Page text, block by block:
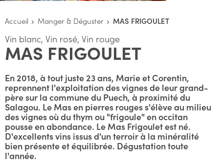
Accueil Manger & Déguster MAS FRIGOULET
Vin blanc, Vin rosé, Vin rouge
MAS FRIGOULET
En 2018, à tout juste 23 ans, Marie et Corentin,
reprennent l'exploitation des vignes de leur grand-
père sur la commune du Puech, à proximité du
Salagou. Le Mas en pierres rouges s'élève au milieu
des vignes où du thym ou "frigoule" en occitan
pousse en abondance. Le Mas Frigoulet est né.
D'excellents vins issus d'un terroir à la minéralité
bien présente et équilibrée. Dégustation toute
l'année.